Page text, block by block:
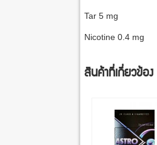
Tar 5 mg
Nicotine 0.4 mg
สินค้าที่เกี่ยวข้อง